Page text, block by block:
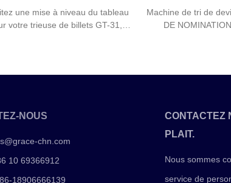
une mise à niveau du tableau
votre trieuse de billets GT-31,
une communication ultérieure.
Machine de tri de
DE
NOUS
chn.com
10 69366912
18906666139
CONTACTEZ
PLAIT.
Nous sommes
service de